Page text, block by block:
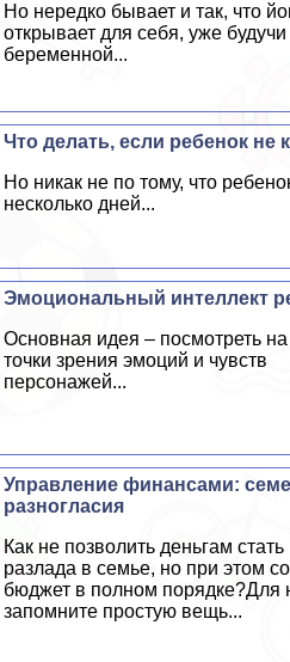
Но нередко бывает и так, что
открывает для себя, уже будучи
беременной...
Что делать, если ребенок не
Но никак не по тому, что
несколько дней...
Эмоциональный интеллект
Основная идея – посмотреть на
точки зрения эмоций и чувств
персонажей...
Управление финансами:
разногласия
Как не позволить деньгам
разлада в семье, но при этом
бюджет в полном порядке?Для
запомните простую вещь...